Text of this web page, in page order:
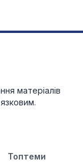
матеріалів
Топтеми